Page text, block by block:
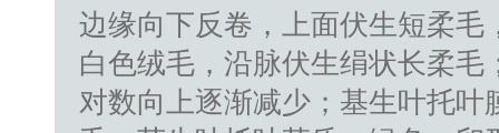
边缘向下反卷，上面伏生短柔
白色绒毛，沿脉伏生绢状长柔
对数向上逐渐减少；基生叶托